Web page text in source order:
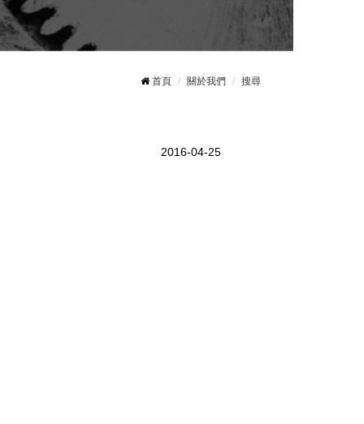
首頁 關於我們 搜尋
2016-04-25